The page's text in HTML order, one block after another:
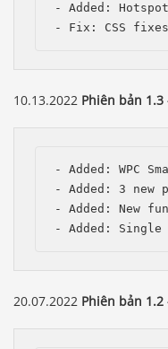
- Added:
- Fix: CSS fixes
10.13.2022 Phiên bản 1.3
- Added: WPC
- Added: 3
- Added: New
- Added: Single
20.07.2022 Phiên bản 1.2